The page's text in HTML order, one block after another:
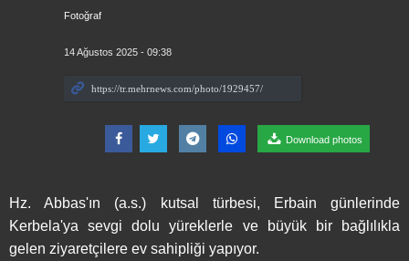
Fotoğraf
14 Ağustos 2025 - 09:38
Download photos
Hz. Abbas'ın (a.s.) kutsal türbesi, Erbain günlerinde
Kerbela'ya sevgi dolu yüreklerle ve büyük bir bağlılıkla
gelen ziyaretçilere ev sahipliği yapıyor.